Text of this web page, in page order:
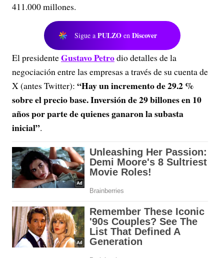
411.000 millones.
Sigue a PULZO en Discover
El presidenteGustavo Petrodio detalles de la
negociación entre las empresas a través de su cuenta de
X (antes Twitter): “Hay un incremento de 29.2 %
sobre el precio base. Inversión de 29 billones en 10
años por parte de quienes ganaron la subasta
inicial”.